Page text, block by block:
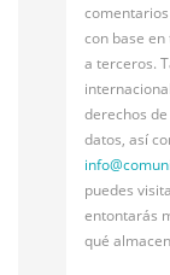
con base
a terceros.
derechos
datos, así
info@
puedes
entontarás
qué